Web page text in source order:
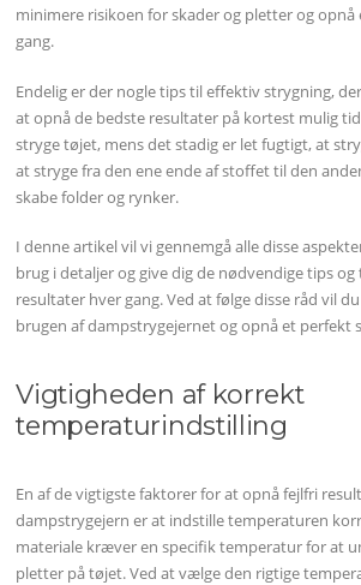
minimere risikoen for skader og pletter og
gang.
Endelig er der nogle tips til effektiv strygning,
at opnå de bedste resultater på kortest mulig
stryge tøjet, mens det stadig er let fugtigt, at
at stryge fra den ene ende af stoffet til den
skabe folder og rynker.
I denne artikel vil vi gennemgå alle disse
brug i detaljer og give dig de nødvendige tips
resultater hver gang. Ved at følge disse råd vil
brugen af dampstrygejernet og opnå et perfekt
Vigtigheden af korrekt
temperaturindstilling
En af de vigtigste faktorer for at opnå fejlfri
dampstrygejern er at indstille temperaturen
materiale kræver en specifik temperatur for at
pletter på tøjet. Ved at vælge den rigtige